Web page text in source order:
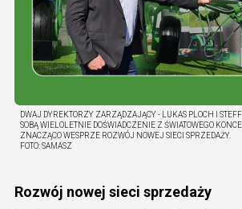
DWAJ DYREKTORZY ZARZĄDZAJĄCY - LUKAS PLOCH I
SOBĄ WIELOLETNIE DOŚWIADCZENIE Z ŚWIATOWEGO
ZNACZĄCO WESPRZE ROZWÓJ NOWEJ SIECI SPRZEDAŻY.
FOTO:SAMASZ
Rozwój nowej sieci sprzedaży